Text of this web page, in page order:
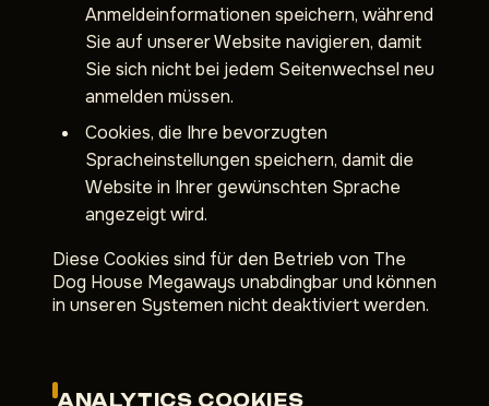
Anmeldeinformationen speichern, während
Sie auf unserer Website navigieren, damit
Sie sich nicht bei jedem Seitenwechsel neu
anmelden müssen.
Cookies, die Ihre bevorzugten
Spracheinstellungen speichern, damit die
Website in Ihrer gewünschten Sprache
angezeigt wird.
Diese Cookies sind für den Betrieb von The
Dog House Megaways unabdingbar und können
in unseren Systemen nicht deaktiviert werden.
ANALYTICS COOKIES